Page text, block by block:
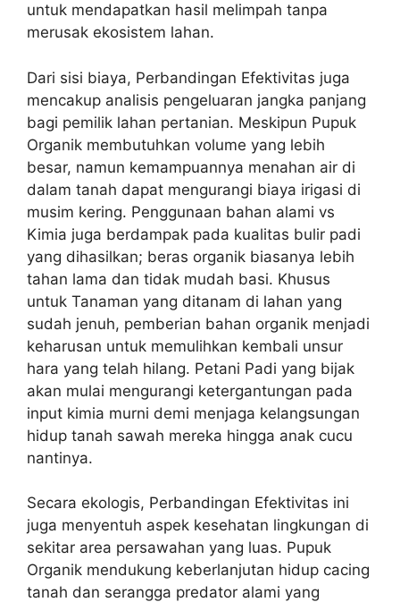
untuk mendapatkan hasil melimpah tanpa
merusak ekosistem lahan.
Dari sisi biaya, Perbandingan Efektivitas juga
mencakup analisis pengeluaran jangka panjang
bagi pemilik lahan pertanian. Meskipun Pupuk
Organik membutuhkan volume yang lebih
besar, namun kemampuannya menahan air di
dalam tanah dapat mengurangi biaya irigasi di
musim kering. Penggunaan bahan alami vs
Kimia juga berdampak pada kualitas bulir padi
yang dihasilkan; beras organik biasanya lebih
tahan lama dan tidak mudah basi. Khusus
untuk Tanaman yang ditanam di lahan yang
sudah jenuh, pemberian bahan organik menjadi
keharusan untuk memulihkan kembali unsur
hara yang telah hilang. Petani Padi yang bijak
akan mulai mengurangi ketergantungan pada
input kimia murni demi menjaga kelangsungan
hidup tanah sawah mereka hingga anak cucu
nantinya.
Secara ekologis, Perbandingan Efektivitas ini
juga menyentuh aspek kesehatan lingkungan di
sekitar area persawahan yang luas. Pupuk
Organik mendukung keberlanjutan hidup cacing
tanah dan serangga predator alami yang